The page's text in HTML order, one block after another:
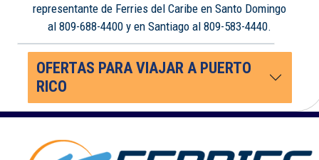
representante de Ferries del Caribe en Santo Domingo
al 809-688-4400 y en Santiago al 809-583-4440.
OFERTAS PARA VIAJAR A PUERTO
RICO